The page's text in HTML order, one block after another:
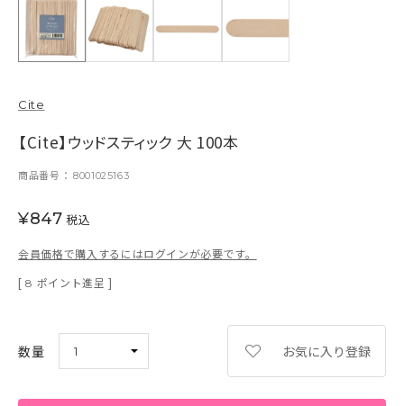
Cite
【Cite】ウッドスティック 大 100本
商品番号 8001025163
¥847 税込
会員価格で購入するにはログインが必要です。
[ 8 ポイント進呈 ]
お気に入り登録